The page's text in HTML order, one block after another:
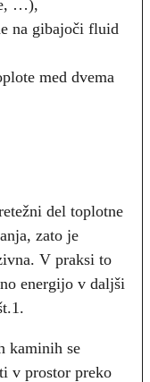
…),
na gibajoči fluid
med dvema
del toplotne
zato je
V praksi to
energijo v daljši
kaminih se
v prostor preko